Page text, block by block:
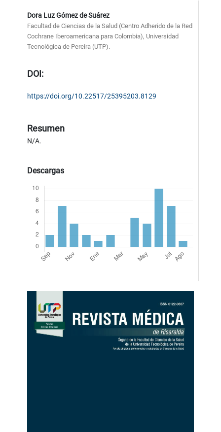
Dora Luz Gómez de Suárez
Facultad de Ciencias de la Salud (Centro Adherido de la Red
Cochrane Iberoamericana para Colombia), Universidad
Tecnológica de Pereira (UTP).
DOI:
https://doi.org/10.22517/25395203.8129
Resumen
N/A.
Descargas